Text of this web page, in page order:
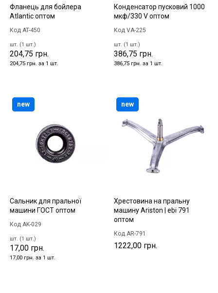
Фланець для бойлера
Atlantic оптом
Код AT-450
шт. (1 шт.)
204,75 грн.
204,75 грн. за 1 шт.
Конденсатор пусковий 1000
мкф/330 V оптом
Код VA-225
шт. (1 шт.)
386,75 грн.
386,75 грн. за 1 шт.
Сальник для пральної
машини ГОСТ оптом
Код AK-029
шт. (1 шт.)
17,00 грн.
17,00 грн. за 1 шт.
new
Хрестовина на пральну
машину Ariston | ebi 791
оптом
Код AR-791
1222,00 грн.
new